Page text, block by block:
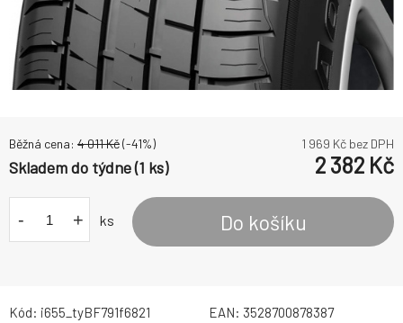
Běžná cena: 4 011Kč(-41%) 1 969 Kč bez DPH
Skladem do týdne (1 ks) 2 382 Kč
- + ks Do košíku
Kód: i655_tyBF791f6821 EAN: 3528700878387